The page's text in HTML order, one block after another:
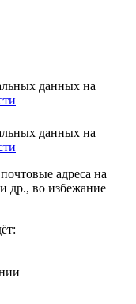
данных на
данных на
адреса на
др., во избежание